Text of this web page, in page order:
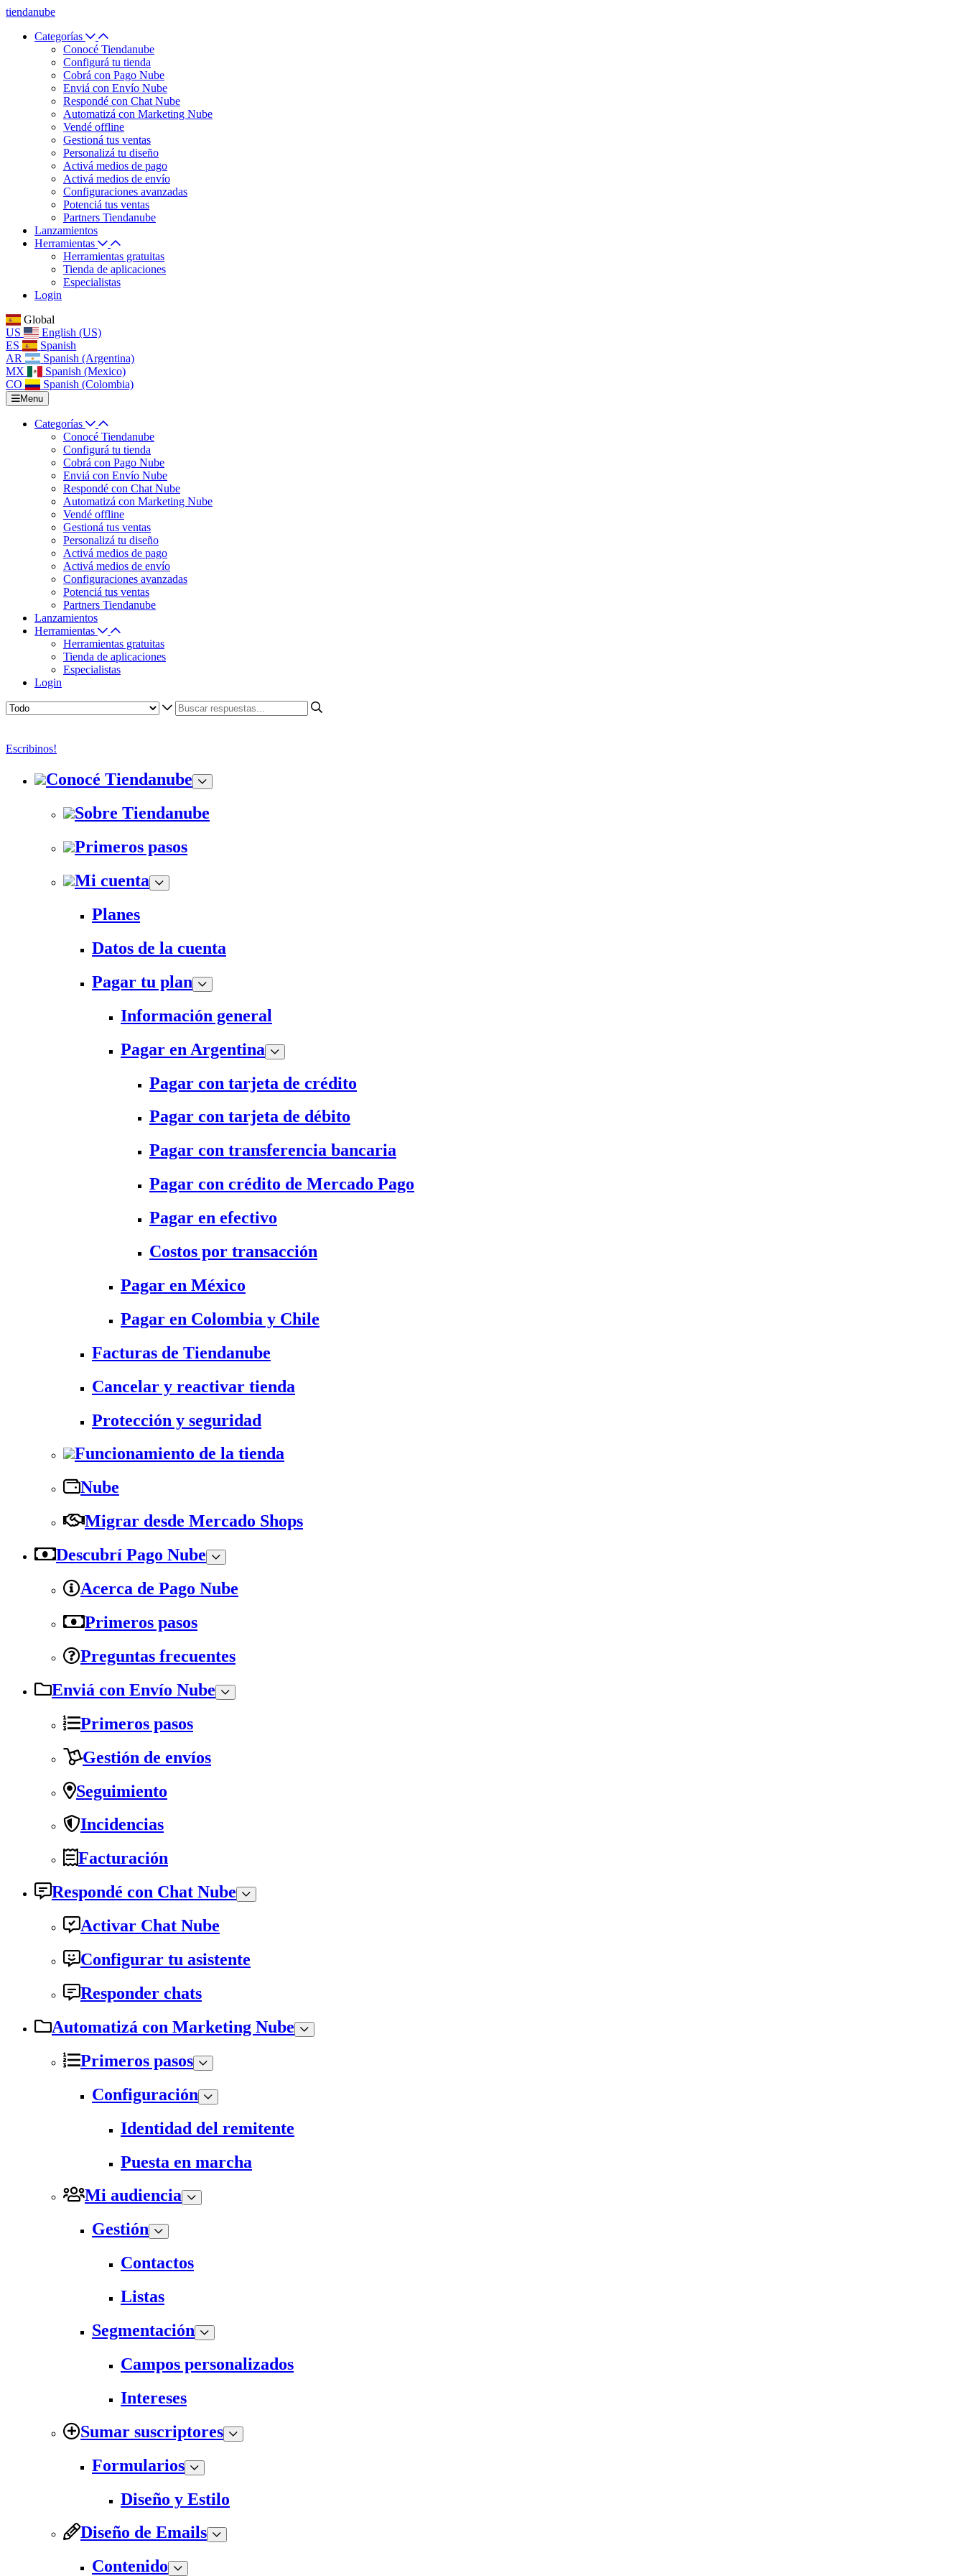
tiendanube
Categorías
Conocé Tiendanube
Configurá tu tienda
Cobrá con Pago Nube
Enviá con Envío Nube
Respondé con Chat Nube
Automatizá con Marketing Nube
Vendé offline
Gestioná tus ventas
Personalizá tu diseño
Activá medios de pago
Activá medios de envío
Configuraciones avanzadas
Potenciá tus ventas
Partners Tiendanube
Lanzamientos
Herramientas
Herramientas gratuitas
Tienda de aplicaciones
Especialistas
Login
Global
US
English (US)
ES
Spanish
AR
Spanish (Argentina)
MX
Spanish (Mexico)
CO
Spanish (Colombia)
Menu
Categorías
Conocé Tiendanube
Configurá tu tienda
Cobrá con Pago Nube
Enviá con Envío Nube
Respondé con Chat Nube
Automatizá con Marketing Nube
Vendé offline
Gestioná tus ventas
Personalizá tu diseño
Activá medios de pago
Activá medios de envío
Configuraciones avanzadas
Potenciá tus ventas
Partners Tiendanube
Lanzamientos
Herramientas
Herramientas gratuitas
Tienda de aplicaciones
Especialistas
Login
Escribinos!
Conocé Tiendanube
Sobre Tiendanube
Primeros pasos
Mi cuenta
Planes
Datos de la cuenta
Pagar tu plan
Información general
Pagar en Argentina
Pagar con tarjeta de crédito
Pagar con tarjeta de débito
Pagar con transferencia bancaria
Pagar con crédito de Mercado Pago
Pagar en efectivo
Costos por transacción
Pagar en México
Pagar en Colombia y Chile
Facturas de Tiendanube
Cancelar y reactivar tienda
Protección y seguridad
Funcionamiento de la tienda
Nube
Migrar desde Mercado Shops
Descubrí Pago Nube
Acerca de Pago Nube
Primeros pasos
Preguntas frecuentes
Enviá con Envío Nube
Primeros pasos
Gestión de envíos
Seguimiento
Incidencias
Facturación
Respondé con Chat Nube
Activar Chat Nube
Configurar tu asistente
Responder chats
Automatizá con Marketing Nube
Primeros pasos
Configuración
Identidad del remitente
Puesta en marcha
Mi audiencia
Gestión
Contactos
Listas
Segmentación
Campos personalizados
Intereses
Sumar suscriptores
Formularios
Diseño y Estilo
Diseño de Emails
Contenido